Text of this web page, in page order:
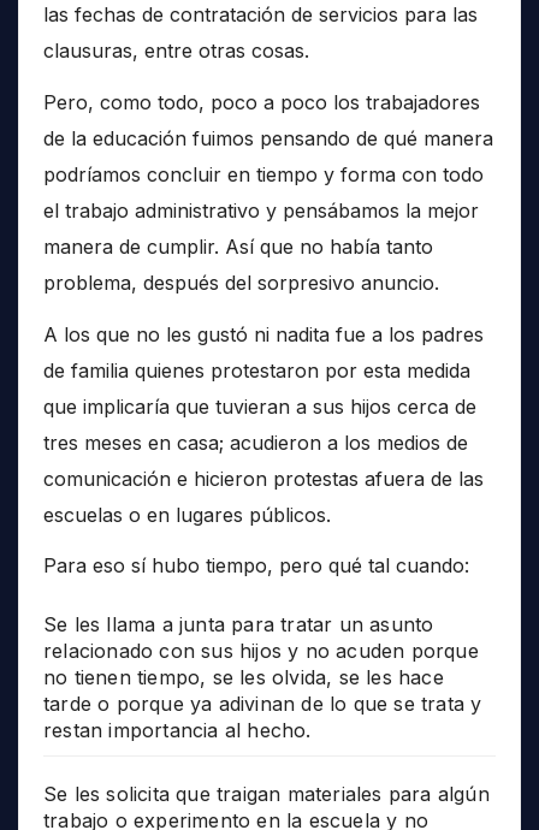
las fechas de contratación de servicios para las
clausuras, entre otras cosas.
Pero, como todo, poco a poco los trabajadores
de la educación fuimos pensando de qué manera
podríamos concluir en tiempo y forma con todo
el trabajo administrativo y pensábamos la mejor
manera de cumplir. Así que no había tanto
problema, después del sorpresivo anuncio.
A los que no les gustó ni nadita fue a los padres
de familia quienes protestaron por esta medida
que implicaría que tuvieran a sus hijos cerca de
tres meses en casa; acudieron a los medios de
comunicación e hicieron protestas afuera de las
escuelas o en lugares públicos.
Para eso sí hubo tiempo, pero qué tal cuando:
Se les llama a junta para tratar un asunto
relacionado con sus hijos y no acuden porque
no tienen tiempo, se les olvida, se les hace
tarde o porque ya adivinan de lo que se trata y
restan importancia al hecho.
Se les solicita que traigan materiales para algún
trabajo o experimento en la escuela y no